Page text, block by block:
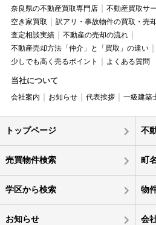
奈良県の不動産買取専門店 不動産買取サ
空き家買取
訳アリ・事故物件の買取・売却
査定相談実績
不動産の売却の流れ
不動産売却方法「仲介」と「買取」の違い
少しでも高く売るポイント
よくある質問
当社について
会社案内 お知らせ 代表挨拶 一級建築
トップページ 不
売買物件検索 町
学区から検索 物
お知らせ 会